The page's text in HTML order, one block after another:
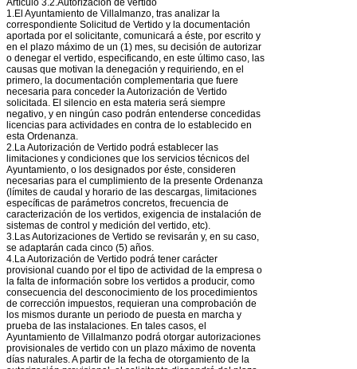
Artículo 3.2.Autorización de vertido
1.El Ayuntamiento de Villalmanzo, tras analizar la
correspondiente Solicitud de Vertido y la documentación
aportada por el solicitante, comunicará a éste, por escrito y
en el plazo máximo de un (1) mes, su decisión de autorizar
o denegar el vertido, especificando, en este último caso, las
causas que motivan la denegación y requiriendo, en el
primero, la documentación complementaria que fuere
necesaria para conceder la Autorización de Vertido
solicitada. El silencio en esta materia será siempre
negativo, y en ningún caso podrán entenderse concedidas
licencias para actividades en contra de lo establecido en
esta Ordenanza.
2.La Autorización de Vertido podrá establecer las
limitaciones y condiciones que los servicios técnicos del
Ayuntamiento, o los designados por éste, consideren
necesarias para el cumplimiento de la presente Ordenanza
(límites de caudal y horario de las descargas, limitaciones
específicas de parámetros concretos, frecuencia de
caracterización de los vertidos, exigencia de instalación de
sistemas de control y medición del vertido, etc).
3.Las Autorizaciones de Vertido se revisarán y, en su caso,
se adaptarán cada cinco (5) años.
4.La Autorización de Vertido podrá tener carácter
provisional cuando por el tipo de actividad de la empresa o
la falta de información sobre los vertidos a producir, como
consecuencia del desconocimiento de los procedimientos
de corrección impuestos, requieran una comprobación de
los mismos durante un periodo de puesta en marcha y
prueba de las instalaciones. En tales casos, el
Ayuntamiento de Villalmanzo podrá otorgar autorizaciones
provisionales de vertido con un plazo máximo de noventa
días naturales. A partir de la fecha de otorgamiento de la